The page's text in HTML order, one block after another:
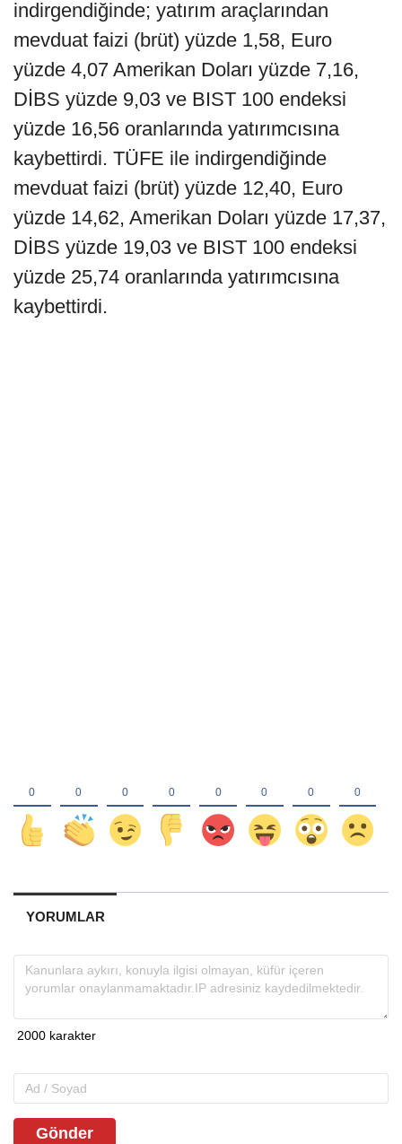
indirgendiğinde; yatırım araçlarından
mevduat faizi (brüt) yüzde 1,58, Euro
yüzde 4,07 Amerikan Doları yüzde 7,16,
DİBS yüzde 9,03 ve BIST 100 endeksi
yüzde 16,56 oranlarında yatırımcısına
kaybettirdi. TÜFE ile indirgendiğinde
mevduat faizi (brüt) yüzde 12,40, Euro
yüzde 14,62, Amerikan Doları yüzde 17,37,
DİBS yüzde 19,03 ve BIST 100 endeksi
yüzde 25,74 oranlarında yatırımcısına
kaybettirdi.
YORUMLAR
Gönder